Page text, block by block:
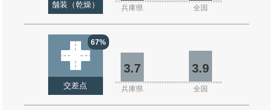
舗装（乾燥） 兵庫県 全国
67%
交差点
3.7 3.9
兵庫県 全国